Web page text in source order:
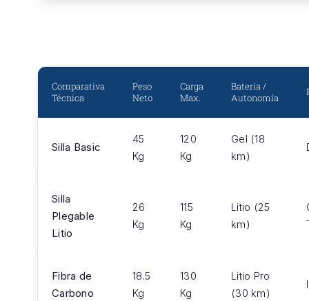
Comparativa
Técnica
Peso
Neto
Carga
Max.
Batería /
Autonomía
Silla Basic
45
Kg
120
Kg
Gel (18
km)
Silla
Plegable
Litio
26
Kg
115
Kg
Litio (25
km)
Fibra de
Carbono
18.5
Kg
130
Kg
Litio Pro
(30 km)